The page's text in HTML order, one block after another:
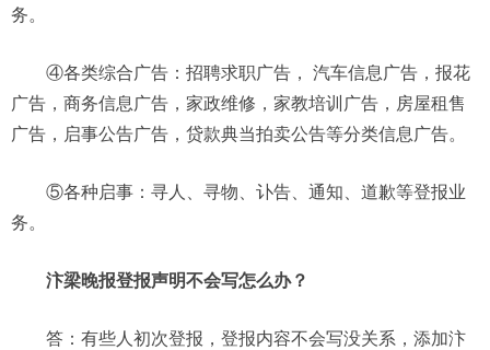
务。
④各类综合广告：招聘求职广告， 汽车信息广告，报花
广告，商务信息广告，家政维修，家教培训广告，房屋租售
广告，启事公告广告，贷款典当拍卖公告等分类信息广告。
⑤各种启事：寻人、寻物、讣告、通知、道歉等登报业
务。
汴梁晚报登报声明不会写怎么办？
答：有些人初次登报，登报内容不会写没关系，添加汴